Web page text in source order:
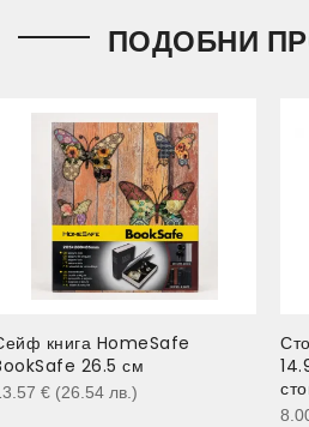
ПОДОБНИ
книга HomeSafe
26.5 см
€ (26.54 лв. )